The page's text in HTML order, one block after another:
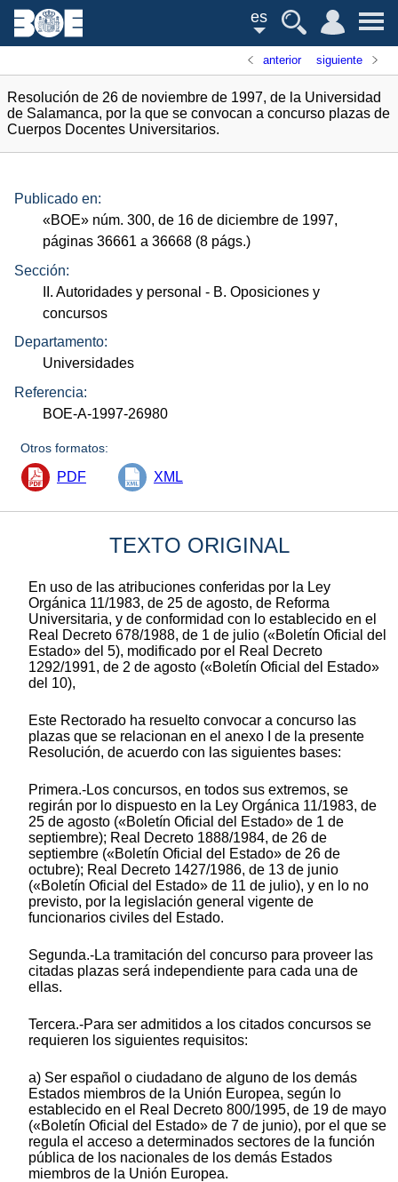
es
anterior siguiente
Resolución de 26 de noviembre de 1997, de la Universidad
de Salamanca, por la que se convocan a concurso plazas de
Cuerpos Docentes Universitarios.
Publicado en:
«BOE» núm. 300, de 16 de diciembre de 1997,
páginas 36661 a 36668 (8 págs.)
Sección:
II. Autoridades y personal - B. Oposiciones y
concursos
Departamento:
Universidades
Referencia:
BOE-A-1997-26980
Otros formatos:
PDF XML
TEXTO ORIGINAL
En uso de las atribuciones conferidas por la Ley
Orgánica 11/1983, de 25 de agosto, de Reforma
Universitaria, y de conformidad con lo establecido en el
Real Decreto 678/1988, de 1 de julio («Boletín Oficial del
Estado» del 5), modificado por el Real Decreto
1292/1991, de 2 de agosto («Boletín Oficial del Estado»
del 10),
Este Rectorado ha resuelto convocar a concurso las
plazas que se relacionan en el anexo I de la presente
Resolución, de acuerdo con las siguientes bases:
Primera.-Los concursos, en todos sus extremos, se
regirán por lo dispuesto en la Ley Orgánica 11/1983, de
25 de agosto («Boletín Oficial del Estado» de 1 de
septiembre); Real Decreto 1888/1984, de 26 de
septiembre («Boletín Oficial del Estado» de 26 de
octubre); Real Decreto 1427/1986, de 13 de junio
(«Boletín Oficial del Estado» de 11 de julio), y en lo no
previsto, por la legislación general vigente de
funcionarios civiles del Estado.
Segunda.-La tramitación del concurso para proveer las
citadas plazas será independiente para cada una de
ellas.
Tercera.-Para ser admitidos a los citados concursos se
requieren los siguientes requisitos:
a) Ser español o ciudadano de alguno de los demás
Estados miembros de la Unión Europea, según lo
establecido en el Real Decreto 800/1995, de 19 de mayo
(«Boletín Oficial del Estado» de 7 de junio), por el que se
regula el acceso a determinados sectores de la función
pública de los nacionales de los demás Estados
miembros de la Unión Europea.